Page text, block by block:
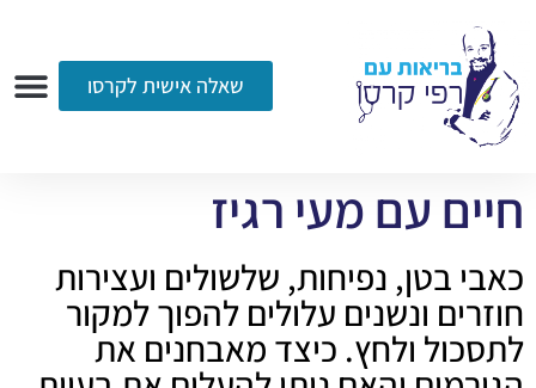
שאלה אישית לקרסו
חיים עם מעי רגיז
כאבי בטן, נפיחות, שלשולים ועצירות
חוזרים ונשנים עלולים להפוך למקור
לתסכול ולחץ. כיצד מאבחנים את